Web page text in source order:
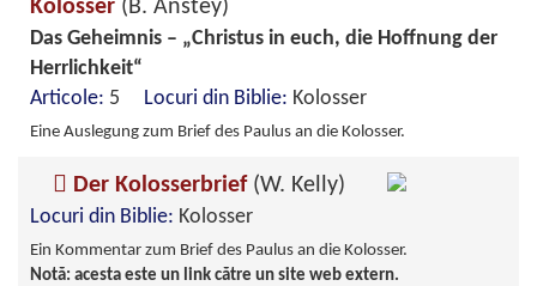
Kolosser (B. Anstey)
Das Geheimnis – „Christus in euch, die Hoffnung der
Herrlichkeit“
Articole: 5 Locuri din Biblie: Kolosser
Eine Auslegung zum Brief des Paulus an die Kolosser.
Der Kolosserbrief (W. Kelly)
Locuri din Biblie: Kolosser
Ein Kommentar zum Brief des Paulus an die Kolosser.
Notă: acesta este un link către un site web extern.